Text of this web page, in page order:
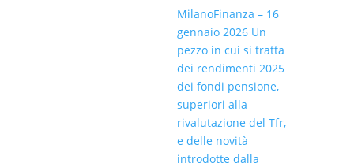
MilanoFinanza – 16
gennaio 2026 Un
pezzo in cui si tratta
dei rendimenti 2025
dei fondi pensione,
superiori alla
rivalutazione del Tfr,
e delle novità
introdotte dalla